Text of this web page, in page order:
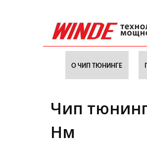
О ЧИП ТЮНИНГЕ
Чип тюнинг
Нм